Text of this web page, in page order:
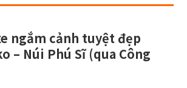
ngắm cảnh tuyệt đẹp
– Núi Phú Sĩ (qua Công